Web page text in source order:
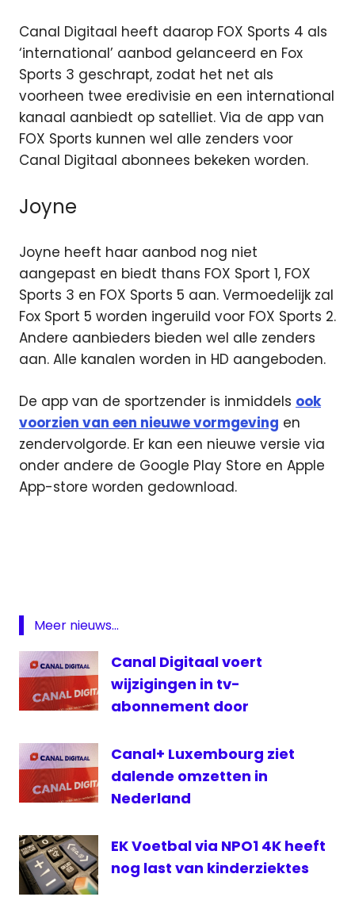
Canal Digitaal heeft daarop FOX Sports 4 als
‘international’ aanbod gelanceerd en Fox
Sports 3 geschrapt, zodat het net als
voorheen twee eredivisie en een international
kanaal aanbiedt op satelliet. Via de app van
FOX Sports kunnen wel alle zenders voor
Canal Digitaal abonnees bekeken worden.
Joyne
Joyne heeft haar aanbod nog niet
aangepast en biedt thans FOX Sport 1, FOX
Sports 3 en FOX Sports 5 aan. Vermoedelijk zal
Fox Sport 5 worden ingeruild voor FOX Sports 2.
Andere aanbieders bieden wel alle zenders
aan. Alle kanalen worden in HD aangeboden.
De app van de sportzender is inmiddels ook
voorzien van een nieuwe vormgeving en
zendervolgorde. Er kan een nieuwe versie via
onder andere de Google Play Store en Apple
App-store worden gedownload.
Sports
Eredivisie
Fox Sports
International
Joyne
Meer nieuws...
Canal Digitaal voert
wijzigingen in tv-
abonnement door
Canal+ Luxembourg ziet
dalende omzetten in
Nederland
EK Voetbal via NPO1 4K heeft
nog last van kinderziektes